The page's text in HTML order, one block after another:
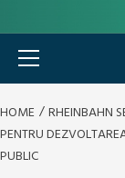
Primary
Menu
HOME
RHEINBAHN
PENTRU
PUBLIC